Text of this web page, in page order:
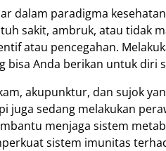
dalam paradigma
sakit, ambruk, atau tidak
atau pencegahan.
bisa Anda berikan untuk diri
akupunktur, dan sujok
juga sedang melakukan
menjaga sistem
sistem imunitas